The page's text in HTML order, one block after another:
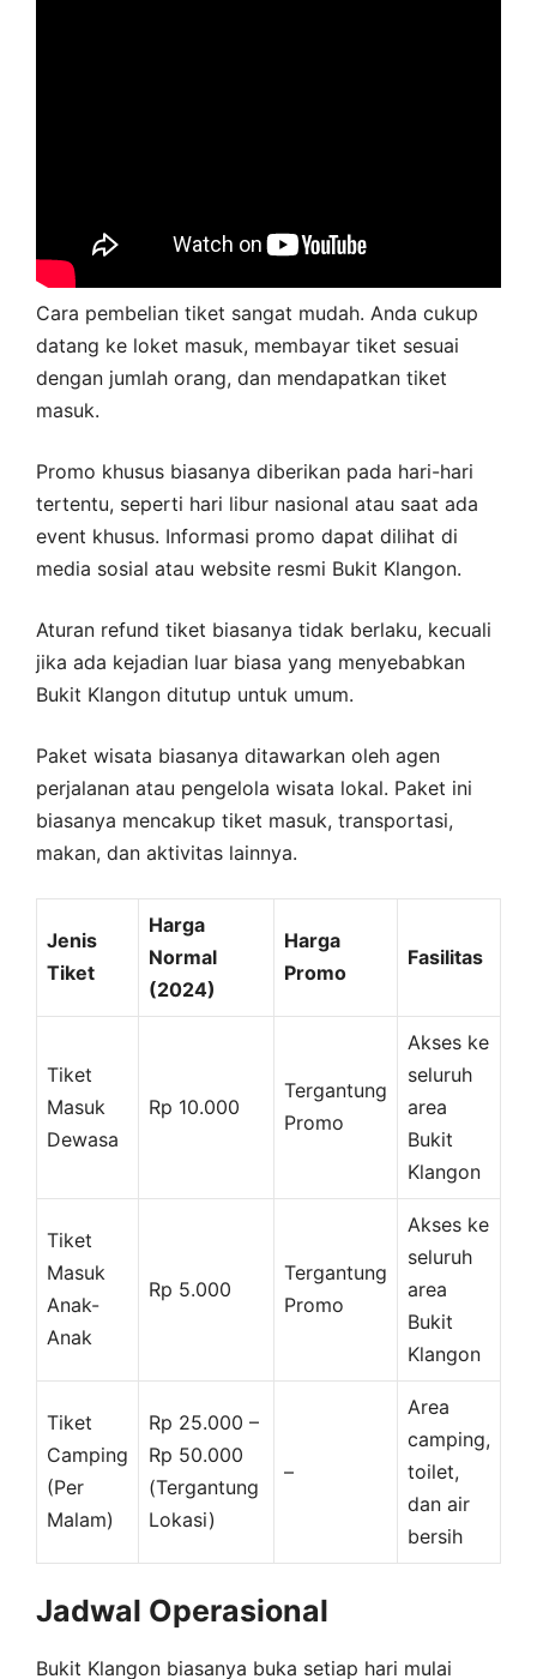
Cara pembelian tiket sangat mudah. Anda cukup
datang ke loket masuk, membayar tiket sesuai
dengan jumlah orang, dan mendapatkan tiket
masuk.
Promo khusus biasanya diberikan pada hari-hari
tertentu, seperti hari libur nasional atau saat ada
event khusus. Informasi promo dapat dilihat di
media sosial atau website resmi Bukit Klangon.
Aturan refund tiket biasanya tidak berlaku, kecuali
jika ada kejadian luar biasa yang menyebabkan
Bukit Klangon ditutup untuk umum.
Paket wisata biasanya ditawarkan oleh agen
perjalanan atau pengelola wisata lokal. Paket ini
biasanya mencakup tiket masuk, transportasi,
makan, dan aktivitas lainnya.
Jenis
Tiket
Harga
Normal
(2024)
Harga
Promo
Fasilitas
Tiket
Masuk
Dewasa
Rp 10.000
Tergantung
Promo
Akses ke
seluruh
area
Bukit
Klangon
Tiket
Masuk
Anak-
Anak
Rp 5.000
Tergantung
Promo
Akses ke
seluruh
area
Bukit
Klangon
Tiket
Camping
(Per
Malam)
Rp 25.000 –
Rp 50.000
(Tergantung
Lokasi)
–
Area
camping,
toilet,
dan air
bersih
Jadwal Operasional
Bukit Klangon biasanya buka setiap hari mulai